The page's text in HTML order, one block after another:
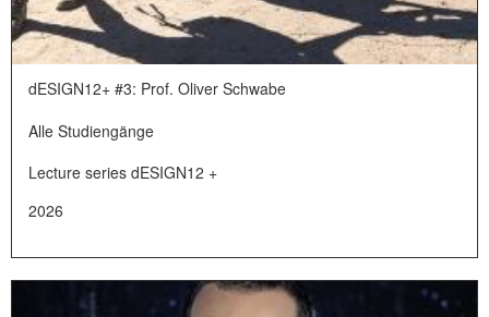
dESIGN12+ #3: Prof. Oliver Schwabe
Alle Studiengänge
Lecture series dESIGN12 +
2026